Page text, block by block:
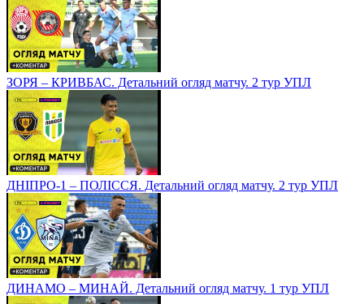
ЗОРЯ – КРИВБАС. Детальний огляд матчу. 2 тур УПЛ
ДНІПРО-1 – ПОЛІССЯ. Детальний огляд матчу. 2 тур УПЛ
ДИНАМО – МИНАЙ. Детальний огляд матчу. 1 тур УПЛ